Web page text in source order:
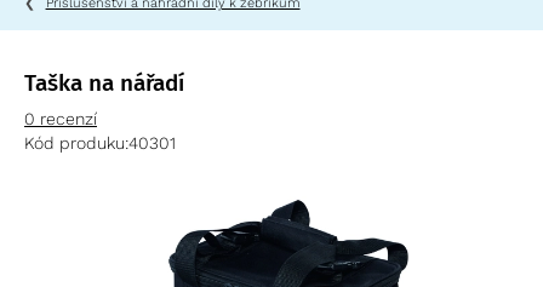
Taška na nářadí
0 recenzí
Kód produku:40301